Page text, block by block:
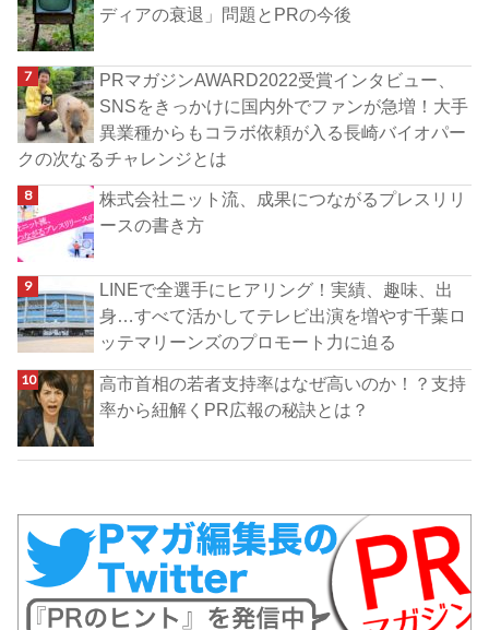
ディアの衰退」問題とPRの今後
PRマガジンAWARD2022受賞インタビュー、
SNSをきっかけに国内外でファンが急増！大手
異業種からもコラボ依頼が入る長崎バイオパー
クの次なるチャレンジとは
株式会社ニット流、成果につながるプレスリリ
ースの書き方
LINEで全選手にヒアリング！実績、趣味、出
身…すべて活かしてテレビ出演を増やす千葉ロ
ッテマリーンズのプロモート力に迫る
高市首相の若者支持率はなぜ高いのか！？支持
率から紐解くPR広報の秘訣とは？